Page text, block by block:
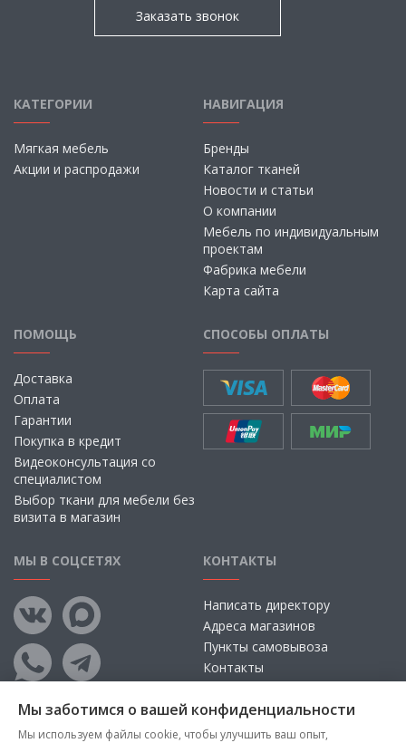
Заказать звонок
КАТЕГОРИИ
Мягкая мебель
Акции и распродажи
НАВИГАЦИЯ
Бренды
Каталог тканей
Новости и статьи
О компании
Мебель по индивидуальным
проектам
Фабрика мебели
Карта сайта
ПОМОЩЬ
Доставка
Оплата
Гарантии
Покупка в кредит
Видеоконсультация со
специалистом
Выбор ткани для мебели без
визита в магазин
СПОСОБЫ ОПЛАТЫ
МЫ В СОЦСЕТЯХ КОНТАКТЫ
Написать директору
Адреса магазинов
Пункты самовывоза
Контакты
Мы заботимся о вашей конфиденциальности
Мы используем файлы cookie, чтобы улучшить ваш опыт,